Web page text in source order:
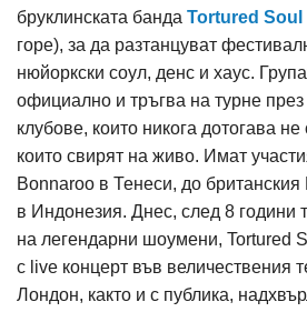
бруклинската банда Tortured Soul
горе), за да разтанцуват
нюйоркски соул, денс и хаус.
официално и тръгва на турне
клубове, които никога дотогава
които свирят на живо. Имат
Bonnaroo в Тенеси, до
в Индонезия. Днес, след 8 години
на легендарни шоумени, Tortured
с live концерт във величествения
Лондон, както и с публика,